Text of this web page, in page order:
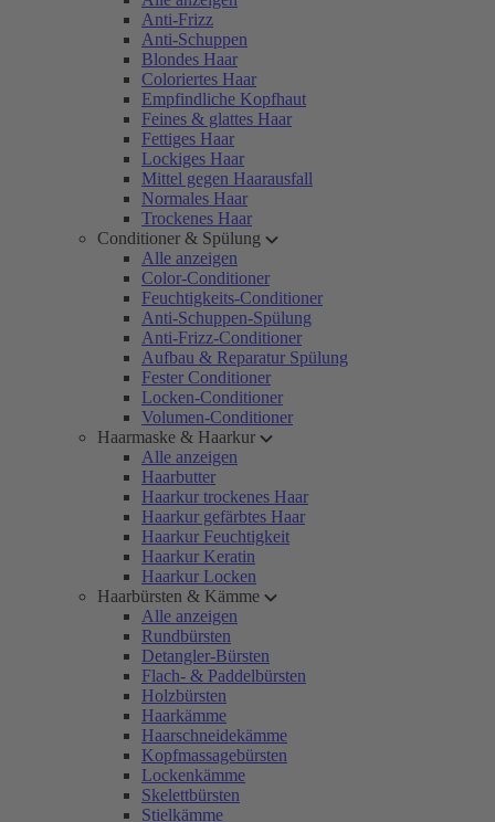
Anti-Frizz
Anti-Schuppen
Blondes Haar
Coloriertes Haar
Empfindliche Kopfhaut
Feines & glattes Haar
Fettiges Haar
Lockiges Haar
Mittel gegen Haarausfall
Normales Haar
Trockenes Haar
Conditioner & Spülung
Alle anzeigen
Color-Conditioner
Feuchtigkeits-Conditioner
Anti-Schuppen-Spülung
Anti-Frizz-Conditioner
Aufbau & Reparatur Spülung
Fester Conditioner
Locken-Conditioner
Volumen-Conditioner
Haarmaske & Haarkur
Alle anzeigen
Haarbutter
Haarkur trockenes Haar
Haarkur gefärbtes Haar
Haarkur Feuchtigkeit
Haarkur Keratin
Haarkur Locken
Haarbürsten & Kämme
Alle anzeigen
Rundbürsten
Detangler-Bürsten
Flach- & Paddelbürsten
Holzbürsten
Haarkämme
Haarschneidekämme
Kopfmassagebürsten
Lockenkämme
Skelettbürsten
Stielkämme